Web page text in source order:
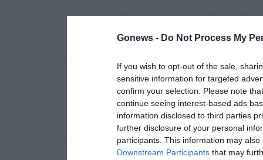
Gonews - Do Not Process My
If you wish to opt-out of the sale,
sensitive information for targeted
confirm your selection. Please note
continue seeing interest-based ads
information disclosed to third parties
further disclosure of your personal
participants. This information may
Downstream Participants that may